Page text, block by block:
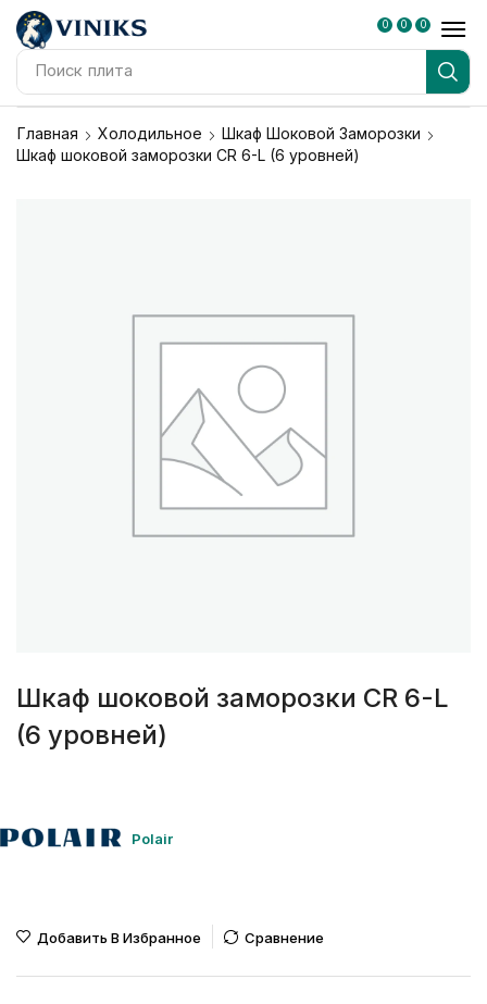
Поиск плита
0 0 0
Главная Холодильное
Шкаф Шоковой Заморозки
Шкаф шоковой заморозки CR 6-L (6 уровней)
Шкаф шоковой заморозки CR 6-L
(6 уровней)
Polair
Добавить В Избранное Сравнение